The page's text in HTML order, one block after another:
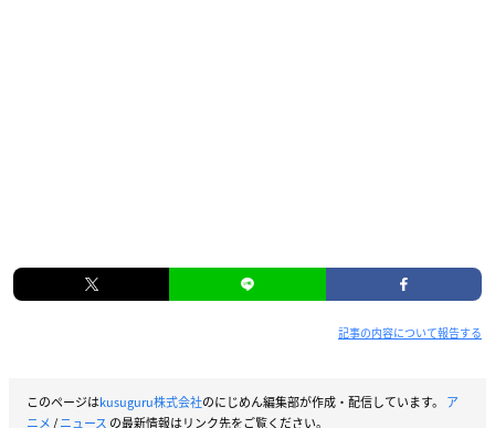
記事の内容について報告する
このページはkusuguru株式会社のにじめん編集部が作成・配信しています。 ア
ニメ/ニュース の最新情報はリンク先をご覧ください。